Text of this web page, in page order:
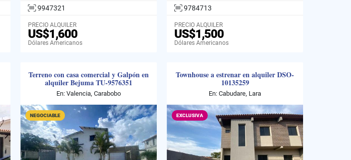
9947321
PRECIO ALQUILER
US$1,600
Dólares Americanos
9784713
PRECIO ALQUILER
US$1,500
Dólares Americanos
Terreno con casa comercial y Galpón en
alquiler Bejuma TU-9576351
En: Valencia, Carabobo
NEGOCIABLE
Townhouse a estrenar en alquiler DSO-
10135259
En: Cabudare, Lara
EXCLUSIVA